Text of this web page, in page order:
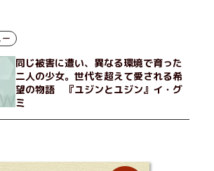
同じ被害に遭い、異なる環境で育った
二人の少女。世代を超えて愛される希
望の物語 『ユジンとユジン』イ・グ
ミ